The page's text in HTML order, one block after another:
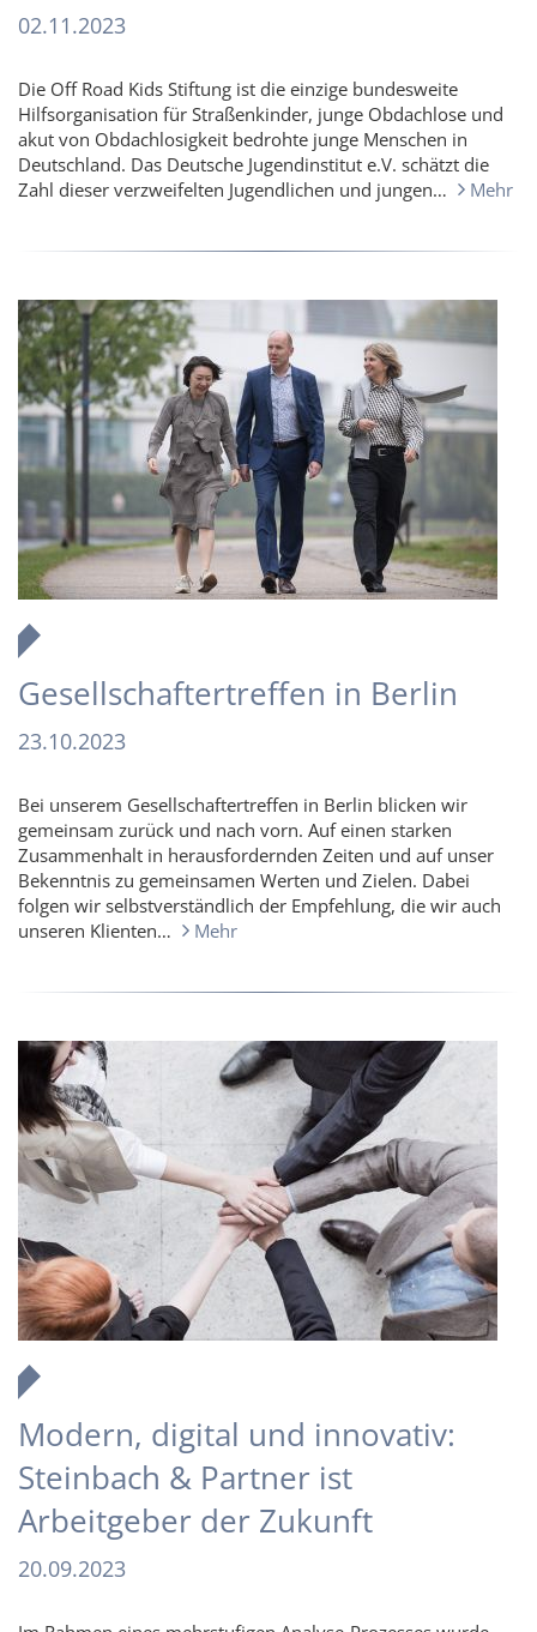
02.11.2023
Die Off Road Kids Stiftung ist die einzige bundesweite
Hilfsorganisation für Straßenkinder, junge Obdachlose und
akut von Obdachlosigkeit bedrohte junge Menschen in
Deutschland. Das Deutsche Jugendinstitut e.V. schätzt die
Zahl dieser verzweifelten Jugendlichen und jungen…
Mehr
Gesellschaftertreffen in Berlin
23.10.2023
Bei unserem Gesellschaftertreffen in Berlin blicken wir
gemeinsam zurück und nach vorn. Auf einen starken
Zusammenhalt in herausfordernden Zeiten und auf unser
Bekenntnis zu gemeinsamen Werten und Zielen. Dabei
folgen wir selbstverständlich der Empfehlung, die wir auch
unseren Klienten…
Mehr
Modern, digital und innovativ:
Steinbach & Partner ist
Arbeitgeber der Zukunft
20.09.2023